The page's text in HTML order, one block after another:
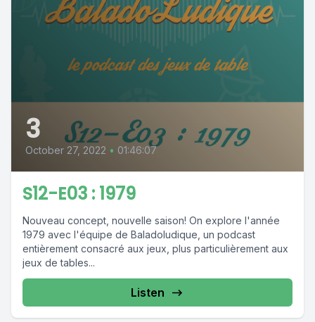
3
October 27, 2022 • 01:46:07
S12-E03 : 1979
Nouveau concept, nouvelle saison! On explore l'année
1979 avec l'équipe de Baladoludique, un podcast
entièrement consacré aux jeux, plus particulièrement aux
jeux de tables...
Listen